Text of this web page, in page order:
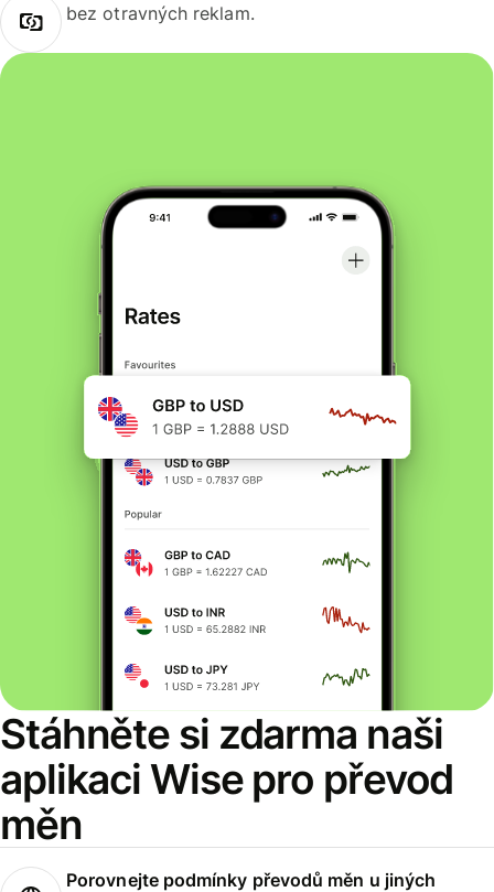
bez otravných reklam.
Stáhněte si zdarma naši
aplikaci Wise pro převod
měn
Porovnejte podmínky převodů měn u jiných